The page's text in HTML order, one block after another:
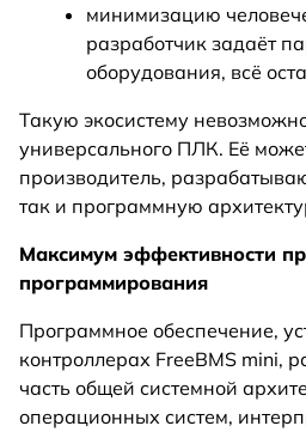
минимизацию
разработчик задаёт
оборудования, всё
Такую экосистему
универсального ПЛК. Её
производитель,
так и программную
Максимум эффективности
программирования
Программное обеспечение,
контроллерах FreeBMS mini,
часть общей системной
операционных систем,